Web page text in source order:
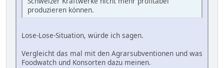
produzieren können.
Lose-Lose-Situation, würde ich sagen.
Vergleicht das mal mit den Agrarsubventionen und was
Foodwatch und Konsorten dazu meinen.